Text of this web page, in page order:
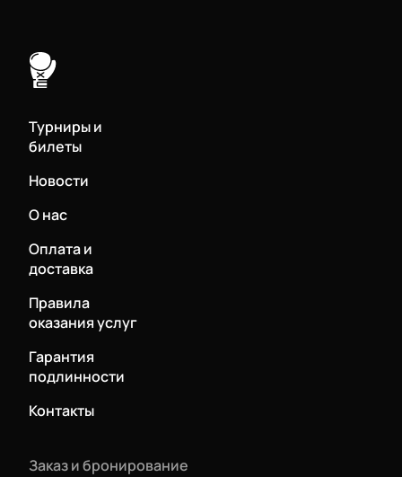
Турниры и
билеты
Новости
О нас
Оплата и
доставка
Правила
оказания услуг
Гарантия
подлинности
Контакты
Заказ и бронирование